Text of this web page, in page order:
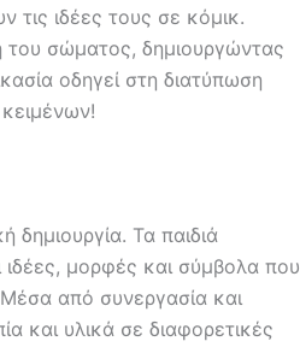
τις ιδέες τους σε κόμικ.
του σώματος, δημιουργώντας
οδηγεί στη διατύπωση
δημιουργία. Τα παιδιά
μορφές και σύμβολα που
από συνεργασία και
και υλικά σε διαφορετικές